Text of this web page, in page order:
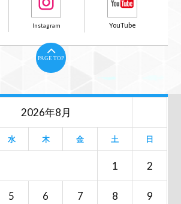
PAGE TOP
2026年8月
水 木 金 土 日
1 2
5 6 7 8 9